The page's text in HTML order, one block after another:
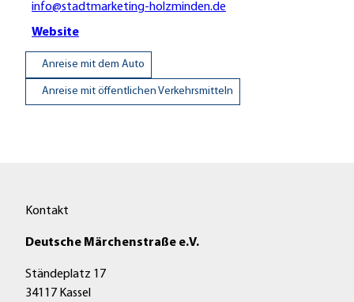
info@stadtmarketing-holzminden.de
Website
Anreise mit dem Auto
Anreise mit öffentlichen Verkehrsmitteln
Kontakt
Deutsche Märchenstraße e.V.
Ständeplatz 17
34117 Kassel